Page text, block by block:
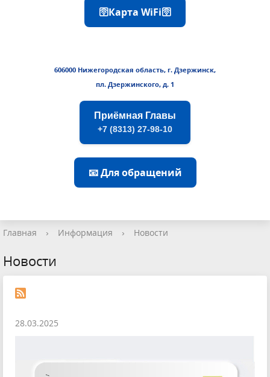
🛜Карта WiFi🛜
606000 Нижегородская область, г. Дзержинск,
пл. Дзержинского, д. 1
Приёмная Главы
+7 (8313) 27-98-10
📧 Для обращений
Главная › Информация › Новости
Новости
28.03.2025